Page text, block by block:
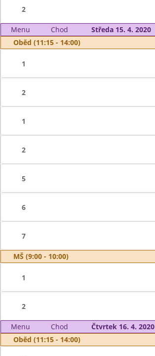
2
Menu Chod
Středa 15. 4. 2020
Oběd (11:15 - 14:00)
1
2
1
2
5
6
7
MŠ (9:00 - 10:00)
1
2
Menu Chod
Čtvrtek 16. 4. 2020
Oběd (11:15 - 14:00)